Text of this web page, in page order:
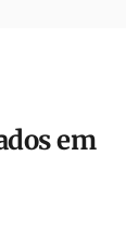
em